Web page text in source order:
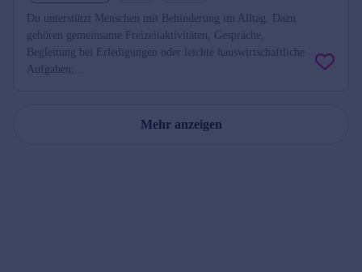
Du unterstützt Menschen mit Behinderung im Alltag. Dazu
gehören gemeinsame Freizeitaktivitäten, Gespräche,
Begleitung bei Erledigungen oder leichte hauswirtschaftliche
Aufgaben;...
Mehr anzeigen